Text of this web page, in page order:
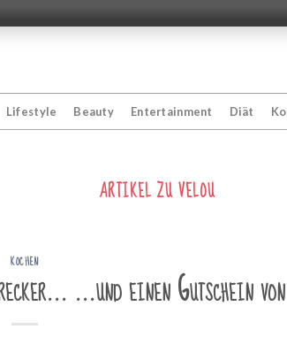
Lifestyle Beauty Entertainment Diät
ARTIKEL ZUVELOU
KOCHEN
…und einen Gutschein